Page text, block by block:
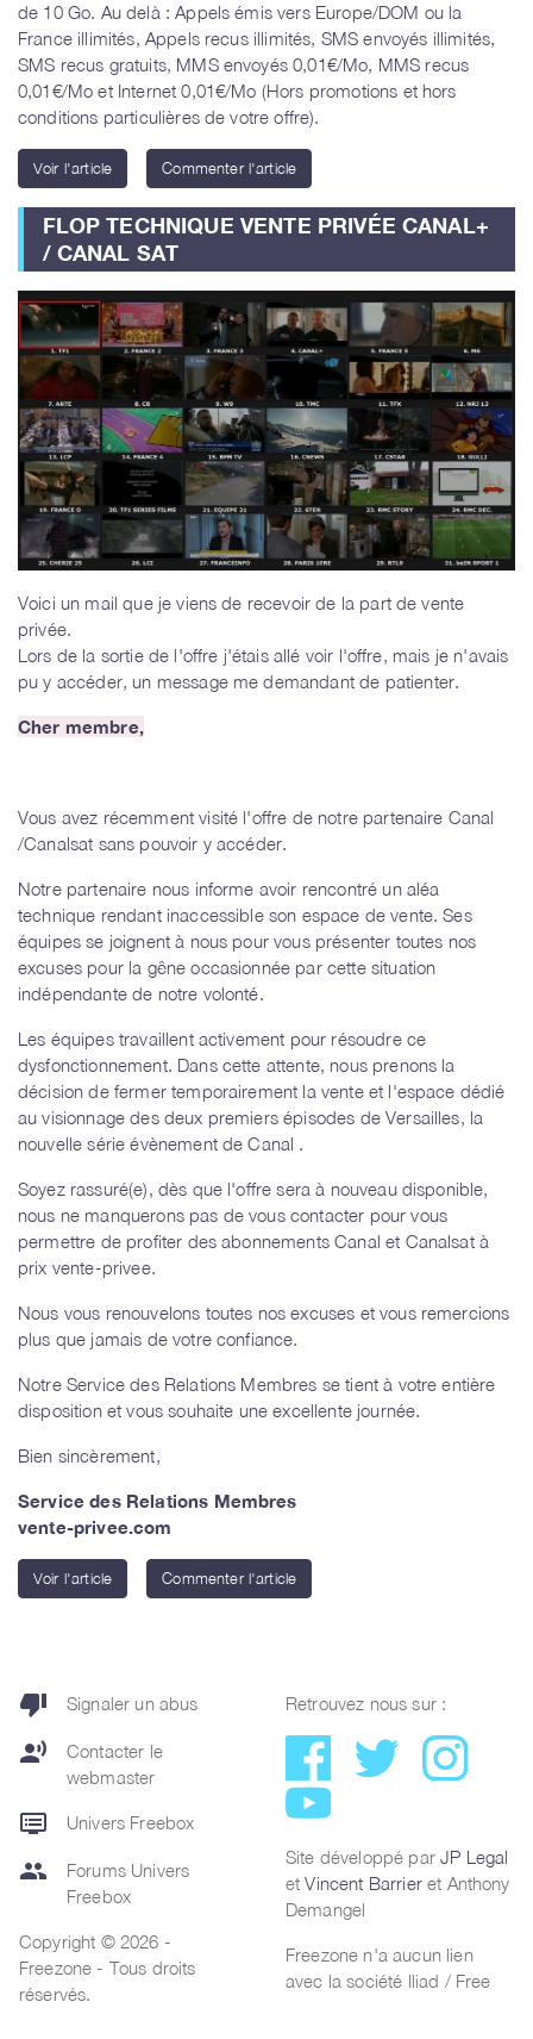
de 10 Go. Au delà : Appels émis vers Europe/DOM ou la
France illimités, Appels recus illimités, SMS envoyés illimités,
SMS recus gratuits, MMS envoyés 0,01€/Mo, MMS recus
0,01€/Mo et Internet 0,01€/Mo (Hors promotions et hors
conditions particulières de votre offre).
Voir l'article Commenter l'article
FLOP TECHNIQUE VENTE PRIVÉE CANAL+
/ CANAL SAT
Voici un mail que je viens de recevoir de la part de vente
privée.
Lors de la sortie de l'offre j'étais allé voir l'offre, mais je n'avais
pu y accéder, un message me demandant de patienter.
Cher membre,
Vous avez récemment visité l'offre de notre partenaire Canal
/Canalsat sans pouvoir y accéder.
Notre partenaire nous informe avoir rencontré un aléa
technique rendant inaccessible son espace de vente. Ses
équipes se joignent à nous pour vous présenter toutes nos
excuses pour la gêne occasionnée par cette situation
indépendante de notre volonté.
Les équipes travaillent activement pour résoudre ce
dysfonctionnement. Dans cette attente, nous prenons la
décision de fermer temporairement la vente et l'espace dédié
au visionnage des deux premiers épisodes de Versailles, la
nouvelle série évènement de Canal .
Soyez rassuré(e), dès que l'offre sera à nouveau disponible,
nous ne manquerons pas de vous contacter pour vous
permettre de profiter des abonnements Canal et Canalsat à
prix vente-privee.
Nous vous renouvelons toutes nos excuses et vous remercions
plus que jamais de votre confiance.
Notre Service des Relations Membres se tient à votre entière
disposition et vous souhaite une excellente journée.
Bien sincèrement,
Service des Relations Membres
vente-privee.com
Voir l'article Commenter l'article
thumb_down Signaler un abus
record_voice_over
Contacter le
webmaster
dvr Univers Freebox
group
Forums Univers
Freebox
Copyright © 2026 -
Freezone - Tous droits
réservés.
Retrouvez nous sur :
Site développé parJP Legal
etVincent Barrieret Anthony
Demangel
Freezone n'a aucun lien
avec la société Iliad / Free